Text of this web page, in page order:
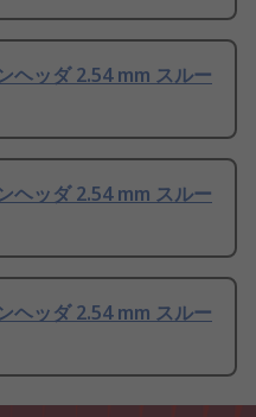
ヘッダ 2.54 mm スルー
ヘッダ 2.54 mm スルー
ヘッダ 2.54 mm スルー